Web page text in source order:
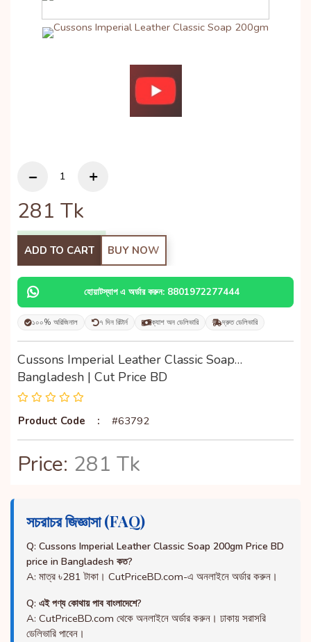
281 Tk
ADD TO CART BUY NOW
হোয়াটস্যাপ এ অর্ডার করুন: 8801972277444
১০০% অরিজিনাল ৭ দিন রিটার্ন ক্যাশ অন ডেলিভারি দ্রুত ডেলিভারি
Cussons Imperial Leather Classic Soap…
Bangladesh | Cut Price BD
Product Code : #63792
Price: 281 Tk
সচরাচর জিজ্ঞাসা (FAQ)
Q: Cussons Imperial Leather Classic Soap 200gm Price BD
price in Bangladesh কত?
A: মাত্র ৳281 টাকা। CutPriceBD.com-এ অনলাইনে অর্ডার করুন।
Q: এই পণ্য কোথায় পাব বাংলাদেশে?
A: CutPriceBD.com থেকে অনলাইনে অর্ডার করুন। ঢাকায় সরাসরি
ডেলিভারি পাবেন।